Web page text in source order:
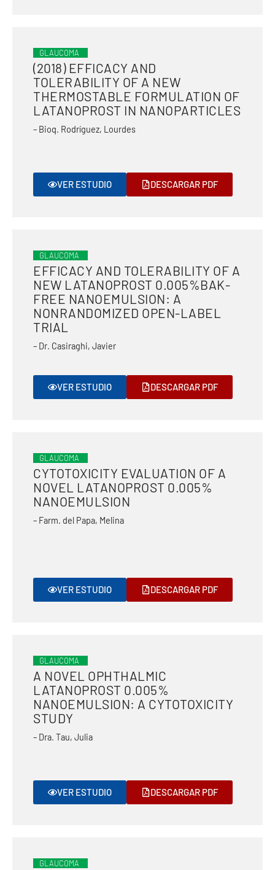
GLAUCOMA
(2018) EFFICACY AND
TOLERABILITY OF A NEW
THERMOSTABLE FORMULATION OF
LATANOPROST IN NANOPARTICLES
– Bioq. Rodríguez, Lourdes
VER ESTUDIO DESCARGAR PDF
GLAUCOMA
EFFICACY AND TOLERABILITY OF A
NEW LATANOPROST 0.005%BAK-
FREE NANOEMULSION: A
NONRANDOMIZED OPEN-LABEL
TRIAL
– Dr. Casiraghi, Javier
VER ESTUDIO DESCARGAR PDF
GLAUCOMA
CYTOTOXICITY EVALUATION OF A
NOVEL LATANOPROST 0.005%
NANOEMULSION
– Farm. del Papa, Melina
VER ESTUDIO DESCARGAR PDF
GLAUCOMA
A NOVEL OPHTHALMIC
LATANOPROST 0.005%
NANOEMULSION: A CYTOTOXICITY
STUDY
– Dra. Tau, Julia
VER ESTUDIO DESCARGAR PDF
GLAUCOMA